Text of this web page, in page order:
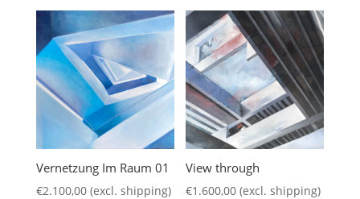
Vernetzung Im Raum 01
€2.100,00 (excl. shipping)
View through
€1.600,00 (excl. shipping)